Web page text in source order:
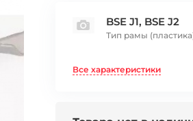
BSE J1, BSE J2
Тип рамы
Все характеристики